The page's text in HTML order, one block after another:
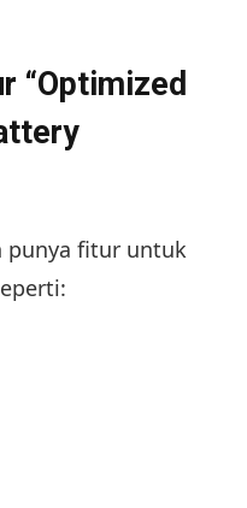
“Optimized
punya fitur untuk